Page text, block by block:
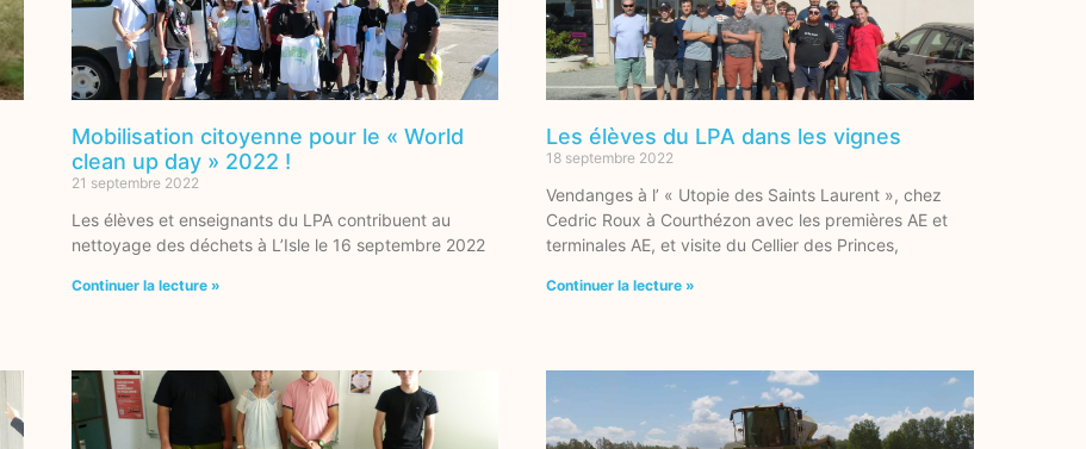
Mobilisation citoyenne pour le « World
clean up day » 2022 !
21 septembre 2022
Les élèves et enseignants du LPA contribuent au
nettoyage des déchets à L’Isle le 16 septembre 2022
Continuer la lecture »
Les élèves du LPA dans les vignes
18 septembre 2022
Vendanges à l’ « Utopie des Saints Laurent », chez
Cedric Roux à Courthézon avec les premières AE et
terminales AE, et visite du Cellier des Princes,
Continuer la lecture »